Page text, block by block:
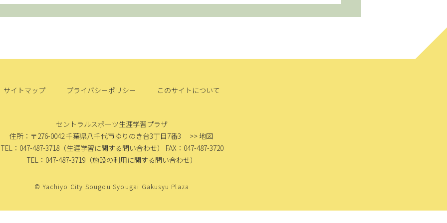
サイトマップ プライバシーポリシー このサイトについて
セントラルスポーツ生涯学習プラザ
住所：〒276-0042千葉県八千代市ゆりのき台3丁目7番3
>> 地図
TEL：047-487-3718（生涯学習に関する問い合わせ） FAX：047-487-3720
TEL：047-487-3719 （施設の利用に関する問い合わせ）
© Yachiyo City Sougou Syougai Gakusyu Plaza